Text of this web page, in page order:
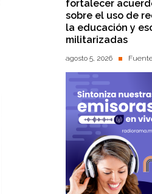
fortalecer
sobre el uso de
la educación y
militarizadas
agosto 5, 2026